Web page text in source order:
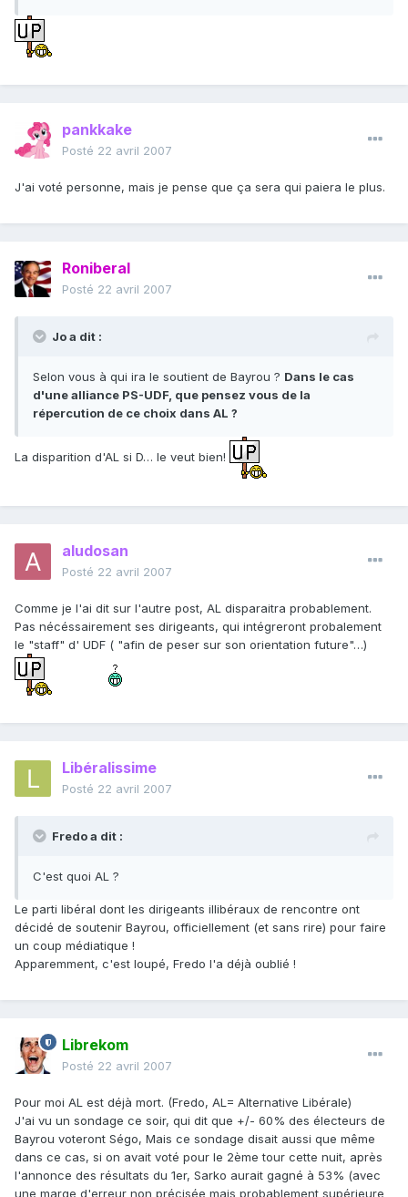
pankkake
Posté 22 avril 2007
J'ai voté personne, mais je pense que ça sera qui paiera le plus.
Roniberal
Posté 22 avril 2007
Jo a dit :
Selon vous à qui ira le soutient de Bayrou ? Dans le cas
d'une alliance PS-UDF, que pensez vous de la
répercution de ce choix dans AL ?
La disparition d'AL si D… le veut bien!
aludosan
Posté 22 avril 2007
Comme je l'ai dit sur l'autre post, AL disparaitra probablement.
Pas nécéssairement ses dirigeants, qui intégreront probalement
le "staff" d' UDF ( "afin de peser sur son orientation future"…)
Libéralissime
Posté 22 avril 2007
Fredo a dit :
C'est quoi AL ?
Le parti libéral dont les dirigeants illibéraux de rencontre ont
décidé de soutenir Bayrou, officiellement (et sans rire) pour faire
un coup médiatique !
Apparemment, c'est loupé, Fredo l'a déjà oublié !
Librekom
Posté 22 avril 2007
Pour moi AL est déjà mort. (Fredo, AL= Alternative Libérale)
J'ai vu un sondage ce soir, qui dit que +/- 60% des électeurs de
Bayrou voteront Ségo, Mais ce sondage disait aussi que même
dans ce cas, si on avait voté pour le 2ème tour cette nuit, après
l'annonce des résultats du 1er, Sarko aurait gagné à 53% (avec
une marge d'erreur non précisée mais probablement supérieure